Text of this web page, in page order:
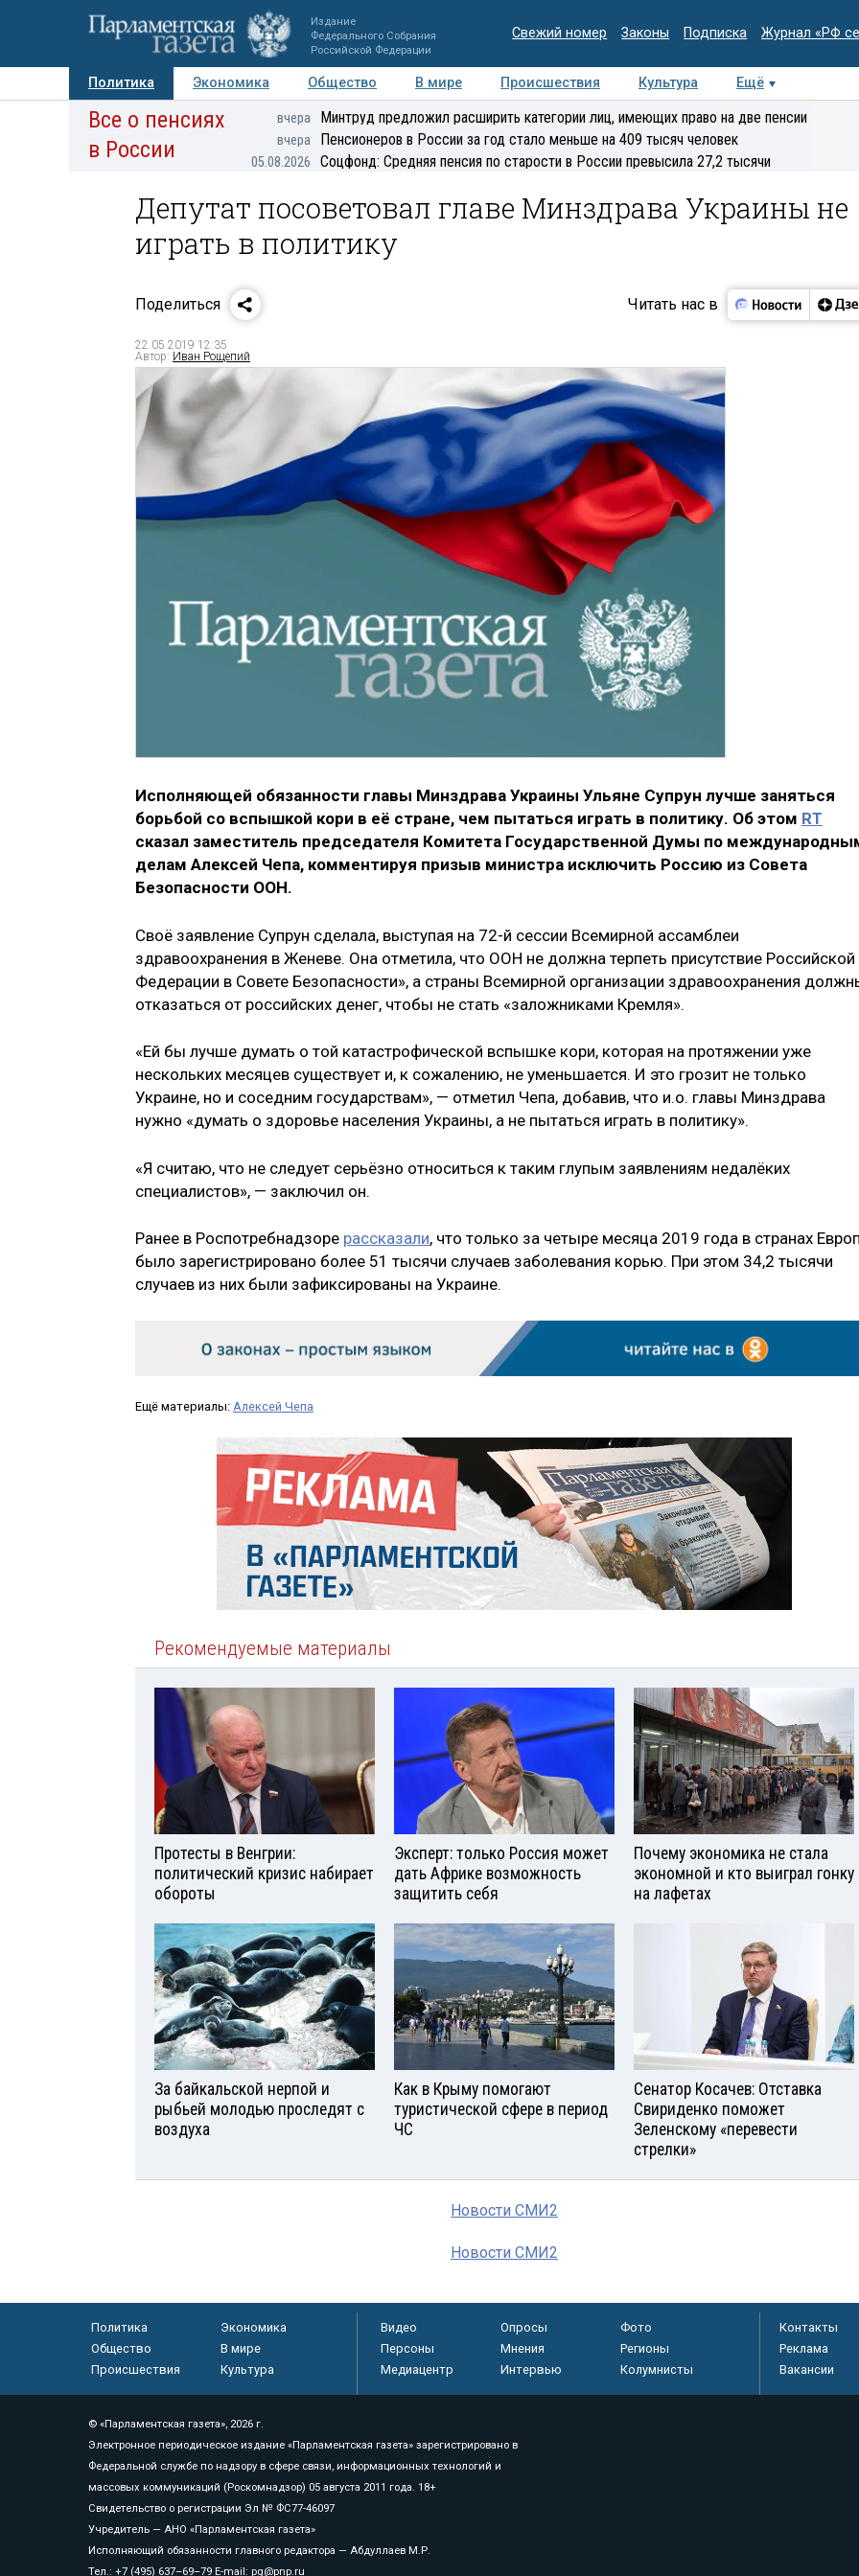
Издание
Федерального Собрания
Российской Федерации
Свежий номер Законы Подписка Журнал «РФ
Политика Экономика Общество В мире Происшествия Культура
Ещё
Авторы Персоны Мнения Регионы Медиацентр Интервью Колумнисты
Все о пенсиях
в России
вчера Минтруд предложил расширить категории лиц, имеющих право на две пенсии
вчера Пенсионеров в России за год стало меньше на 409 тысяч человек
05.08.2026 Соцфонд: Средняя пенсия по старости в России превысила 27,2 тысячи
Депутат посоветовал главе Минздрава Украины не
играть в политику
Поделиться Читать нас в
22.05.2019 12:35
Автор: Иван Рощепий
Исполняющей обязанности главы Минздрава Украины Ульяне Супрун лучше заняться
борьбой со вспышкой кори в её стране, чем пытаться играть в политику. Об этом RT
сказал заместитель председателя Комитета Государственной Думы по
делам Алексей Чепа, комментируя призыв министра исключить Россию из Совета
Безопасности ООН.
Своё заявление Супрун сделала, выступая на 72-й сессии Всемирной ассамблеи
здравоохранения в Женеве. Она отметила, что ООН не должна терпеть присутствие Российской
Федерации в Совете Безопасности», а страны Всемирной организации здравоохранения
отказаться от российских денег, чтобы не стать «заложниками Кремля».
«Ей бы лучше думать о той катастрофической вспышке кори, которая на протяжении уже
нескольких месяцев существует и, к сожалению, не уменьшается. И это грозит не только
Украине, но и соседним государствам», — отметил Чепа, добавив, что и.о. главы Минздрава
нужно «думать о здоровье населения Украины, а не пытаться играть в политику».
«Я считаю, что не следует серьёзно относиться к таким глупым заявлениям недалёких
специалистов», — заключил он.
Ранее в Роспотребнадзоре рассказали, что только за четыре месяца 2019 года в странах
было зарегистрировано более 51 тысячи случаев заболевания корью. При этом 34,2 тысячи
случаев из них были зафиксированы на Украине.
Ещё материалы: Алексей Чепа
Рекомендуемые материалы
Протесты в Венгрии:
политический кризис набирает
обороты
Эксперт: только Россия может
дать Африке возможность
защитить себя
Почему экономика не стала
экономной и кто выиграл гонку
на лафетах
За байкальской нерпой и
рыбьей молодью проследят с
воздуха
Как в Крыму помогают
туристической сфере в период
ЧС
Сенатор Косачев: Отставка
Свириденко поможет
Зеленскому «перевести
стрелки»
Новости СМИ2
Новости СМИ2
Политика
Экономика
Общество
В мире
Происшествия
Культура
Видео Опросы
Фото
Персоны
Мнения
Регионы
Медиацентр
Интервью Колумнисты
Контакты
Реклама
Вакансии
© «Парламентская газета», 2026 г.
Электронное периодическое издание «Парламентская газета» зарегистрировано в
Федеральной службе по надзору в сфере связи, информационных технологий и
массовых коммуникаций (Роскомнадзор) 05 августа 2011 года. 18+
Свидетельство о регистрации Эл № ФС77-46097
Учредитель — АНО «Парламентская газета»
Исполняющий обязанности главного редактора — Абдуллаев М.Р.
Тел.: +7 (495) 637–69–79 E-mail: pg@pnp.ru